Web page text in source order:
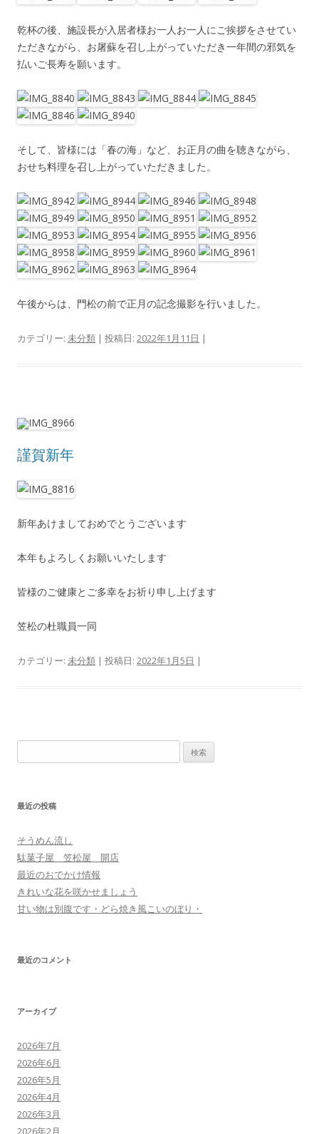
乾杯の後、施設長が入居者様お一人お一人にご挨拶をさせてい
ただきながら、お屠蘇を召し上がっていただき一年間の邪気を
払いご長寿を願います。
そして、皆様には「春の海」など、お正月の曲を聴きながら、
おせち料理を召し上がっていただきました。
午後からは、門松の前で正月の記念撮影を行いました。
カテゴリー: 未分類 | 投稿日: 2022年1月11日 |
謹賀新年
新年あけましておめでとうございます
本年もよろしくお願いいたします
皆様のご健康とご多幸をお祈り申し上げます
笠松の杜職員一同
カテゴリー: 未分類 | 投稿日: 2022年1月5日 |
索
最近の投稿
そうめん流し
駄菓子屋 笠松屋 開店
最近のおでかけ情報
きれいな花を咲かせましょう
甘い物は別腹です・どら焼き風こいのぼり・
最近のコメント
アーカイブ
2026年7月
2026年6月
2026年5月
2026年4月
2026年3月
2026年2月